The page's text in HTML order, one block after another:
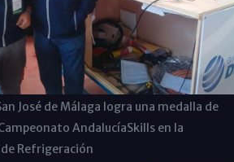
José de Málaga logra una medalla de
AndalucíaSkills en la
Refrigeración